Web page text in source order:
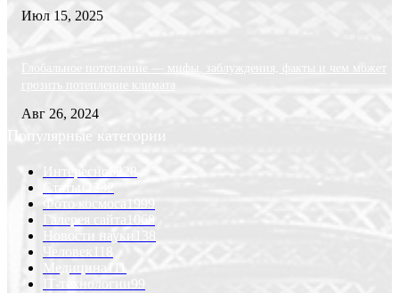
Июл 15, 2025
Глобальное потепление — мифы, заблуждения, факты и чем может
грозить потепление климата
Авг 26, 2024
Популярные категории
Интересно
Статьи
Фото космоса
1999
Галерея сайта 1068
Новости науки
Человек
Медицина
IT-технологии99